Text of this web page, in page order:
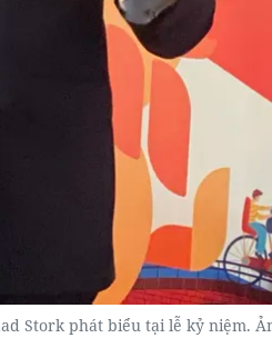
Stork phát biểu tại lễ kỷ niệm.